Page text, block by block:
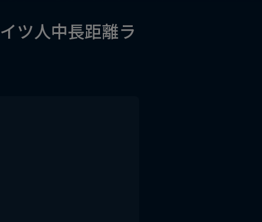
ツ人中長距離ラ